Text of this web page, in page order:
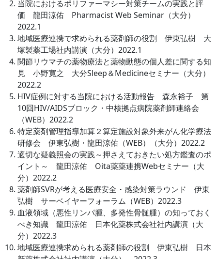
当院におけるポリファーマシー対策チームの実践と評
価 龍田涼佑 Pharmacist Web Seminar（大分）
2022.1
地域医療連携で求められる薬剤師の役割 伊東弘樹 大
塚製薬工場社内講演（大分）2022.1
関節リウマチの薬物療法と薬物動態の個人差に関する知
見 小野寛之 大分Sleep＆Medicineセミナー（大分）
2022.2
HIV症例に対する当院における活動報告 森永裕子 第
10回HIV/AIDSブロック・中核拠点病院薬剤師連絡会
（WEB）2022.2
特定薬剤管理指導加算２算定施設対象外来がん化学療法
研修会 伊東弘樹・龍田涼佑（WEB）（大分）2022.2
適切な疑義照会の実践～押さえておきたい処方鑑査のポ
イント～ 龍田涼佑 Oita薬薬連携Webセミナー（大
分）2022.2
薬剤師SVRが考える医療安全・感染対策ラウンド 伊東
弘樹 サーベイヤーフォーラム（WEB）2022.3
血液領域（悪性リンパ腫、多発性骨髄腫）の知っておく
べき知識 龍田涼佑 日本化薬株式会社社内講演（大
分）2022.3
地域医療連携求められる薬剤師の役割 伊東弘樹 日本